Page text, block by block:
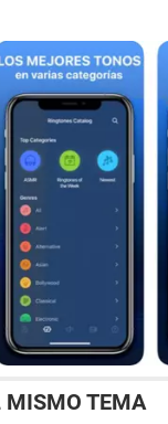
MISMO TEMA